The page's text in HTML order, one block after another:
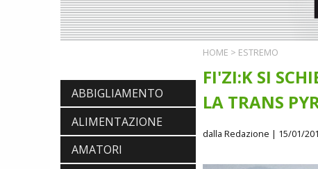
ABBIGLIAMENTO
ALIMENTAZIONE
AMATORI
HOME > ESTREMO
FI'ZI:K SI
LA TRANS
dalla Redazione | 15/01/